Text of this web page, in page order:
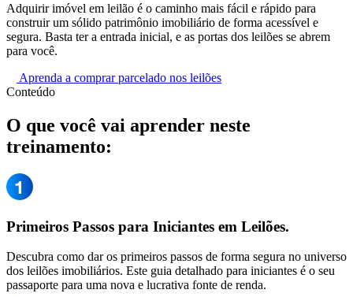
Adquirir imóvel em leilão é o caminho mais fácil e rápido para
construir um sólido patrimônio imobiliário de forma acessível e
segura. Basta ter a entrada inicial, e as portas dos leilões se abrem
para você.
Aprenda a comprar parcelado nos leilões
Conteúdo
O que você vai aprender neste
treinamento:
Primeiros Passos para Iniciantes em Leilões.
Descubra como dar os primeiros passos de forma segura no universo
dos leilões imobiliários. Este guia detalhado para iniciantes é o seu
passaporte para uma nova e lucrativa fonte de renda.